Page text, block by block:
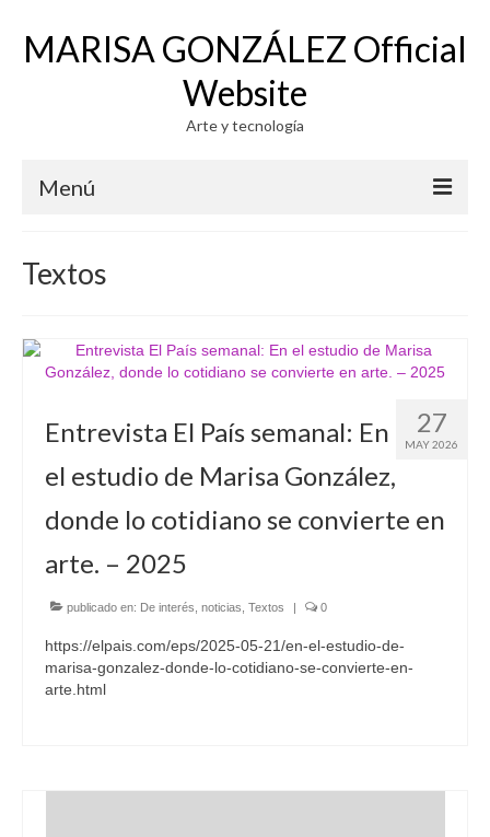
MARISA GONZÁLEZ Official
Website
Arte y tecnología
Menú
PHOTOGRAPHY
GENERATIVE SYSTEMS 1971-73
PHOTO-VIDEO-COMPUTER
ELECTROGRAPHY
BUBBLE ART
FAX ART
NET ART
EXHIBITIONS
ABOUT ME
Textos
27
MAY 2026
Entrevista El País semanal: En
el estudio de Marisa González,
donde lo cotidiano se convierte en
arte. – 2025
publicado en: De interés noticias Textos | 0
https://elpais.com/eps/2025-05-21/en-el-estudio-de-
marisa-gonzalez-donde-lo-cotidiano-se-convierte-en-
arte.html